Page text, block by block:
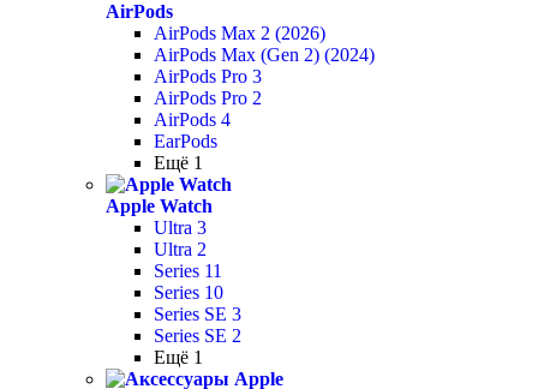
AirPods
AirPods Max 2 (2026)
AirPods Max (Gen 2) (2024)
AirPods Pro 3
AirPods Pro 2
AirPods 4
EarPods
Ещё 1
Apple Watch
Ultra 3
Ultra 2
Series 11
Series 10
Series SE 3
Series SE 2
Ещё 1